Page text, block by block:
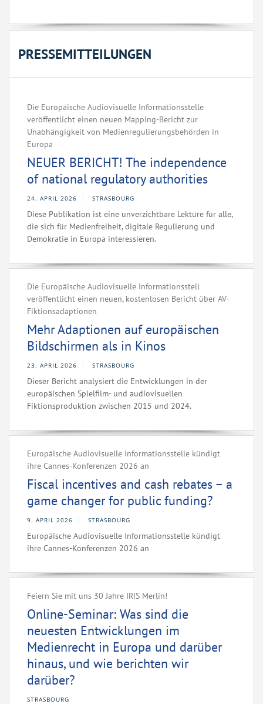
PRESSEMITTEILUNGEN
Die Europäische Audiovisuelle Informationsstelle
veröffentlicht einen neuen Mapping-Bericht zur
Unabhängigkeit von Medienregulierungsbehörden in
Europa ‌ ‌ ‌ ‌ ‌ ‌ ‌ ‌ ‌ ‌ ‌ ‌ ‌ ‌ ‌ ‌ ‌ ‌ ‌ ‌ ‌ ‌ ‌ ‌ ‌ ‌ ‌ ‌ ‌ ‌ ‌ ‌ ‌ ‌ ‌ ‌ ‌ ‌ ‌ ‌ ‌ ‌ ‌ ‌ ‌ ‌ ‌ ‌ ‌ ‌ ‌
NEUER BERICHT! The independence
of national regulatory authorities
24. APRIL 2026 STRASBOURG
Diese Publikation ist eine unverzichtbare Lektüre für alle,
die sich für Medienfreiheit, digitale Regulierung und
Demokratie in Europa interessieren.
Die Europäische Audiovisuelle Informationsstell
veröffentlicht einen neuen, kostenlosen Bericht über AV-
Fiktionsadaptionen
Mehr Adaptionen auf europäischen
Bildschirmen als in Kinos
23. APRIL 2026 STRASBOURG
Dieser Bericht analysiert die Entwicklungen in der
europäischen Spielfilm- und audiovisuellen
Fiktionsproduktion zwischen 2015 und 2024.
Europäische Audiovisuelle Informationsstelle kündigt
ihre Cannes-Konferenzen 2026 an
Fiscal incentives and cash rebates – a
game changer for public funding?
9. APRIL 2026 STRASBOURG
Europäische Audiovisuelle Informationsstelle kündigt
ihre Cannes-Konferenzen 2026 an
Feiern Sie mit uns 30 Jahre IRIS Merlin!
Online-Seminar: Was sind die
neuesten Entwicklungen im
Medienrecht in Europa und darüber
hinaus, und wie berichten wir
darüber?
STRASBOURG